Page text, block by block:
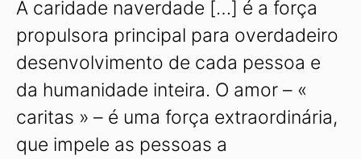
A caridade naverdade […] é a força
propulsora principal para overdadeiro
desenvolvimento de cada pessoa e
da humanidade inteira. O amor – «
caritas » – é uma força extraordinária,
que impele as pessoas a